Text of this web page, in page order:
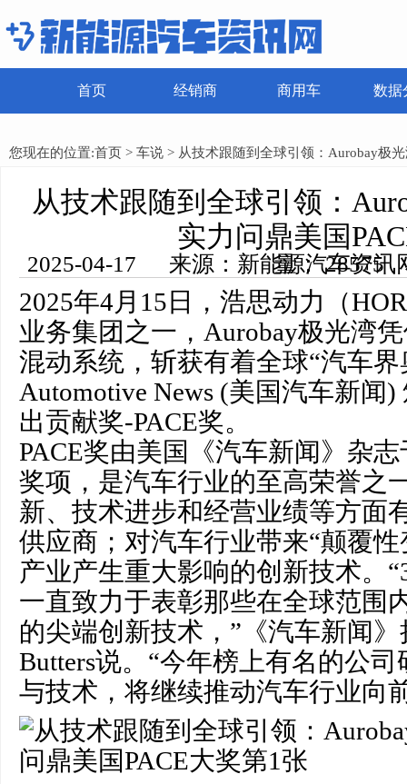
首页 经销商 商用车 数据
您现在的位置:首页 > 车说 > 从技术跟随到全球引领：Aurobay极
从技术跟随到全球引领：
实力问鼎美国
2025-04-17 来源：新能源汽车资讯网 编辑：田田 浏览量： 28575
2025年4月15日，浩思动力（
业务集团之一，Aurobay极光湾
混动系统，斩获有着全球“汽车
Automotive News (美国汽车新闻
出贡献奖-PACE奖。
PACE奖由美国《汽车新闻》杂
奖项，是汽车行业的至高荣誉之
新、技术进步和经营业绩等方面
供应商；对汽车行业带来“颠覆
产业产生重大影响的创新技术。
一直致力于表彰那些在全球范围
的尖端创新技术，”《汽车新闻》
Butters说。“今年榜上有名的公
与技术，将继续推动汽车行业向